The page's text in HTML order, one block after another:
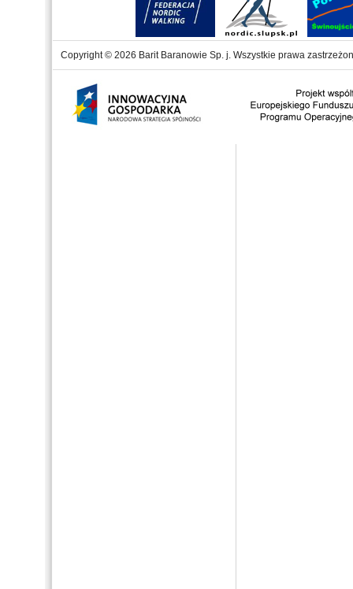
Copyright © 2026 Barit Baranowie Sp. j. Wszystkie prawa